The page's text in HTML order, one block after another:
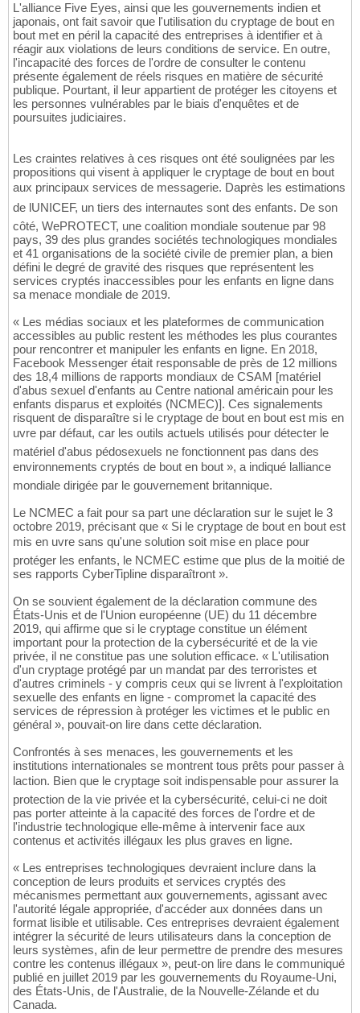
L'alliance Five Eyes, ainsi que les gouvernements indien et
japonais, ont fait savoir que l'utilisation du cryptage de bout en
bout met en péril la capacité des entreprises à identifier et à
réagir aux violations de leurs conditions de service. En outre,
l'incapacité des forces de l'ordre de consulter le contenu
présente également de réels risques en matière de sécurité
publique. Pourtant, il leur appartient de protéger les citoyens et
les personnes vulnérables par le biais d'enquêtes et de
poursuites judiciaires.
Les craintes relatives à ces risques ont été soulignées par les
propositions qui visent à appliquer le cryptage de bout en bout
aux principaux services de messagerie. Daprès les estimations
de lUNICEF, un tiers des internautes sont des enfants. De son
côté, WePROTECT, une coalition mondiale soutenue par 98
pays, 39 des plus grandes sociétés technologiques mondiales
et 41 organisations de la société civile de premier plan, a bien
défini le degré de gravité des risques que représentent les
services cryptés inaccessibles pour les enfants en ligne dans
sa menace mondiale de 2019.
« Les médias sociaux et les plateformes de communication
accessibles au public restent les méthodes les plus courantes
pour rencontrer et manipuler les enfants en ligne. En 2018,
Facebook Messenger était responsable de près de 12 millions
des 18,4 millions de rapports mondiaux de CSAM [matériel
d'abus sexuel d'enfants au Centre national américain pour les
enfants disparus et exploités (NCMEC)]. Ces signalements
risquent de disparaître si le cryptage de bout en bout est mis en
uvre par défaut, car les outils actuels utilisés pour détecter le
matériel d'abus pédosexuels ne fonctionnent pas dans des
environnements cryptés de bout en bout », a indiqué lalliance
mondiale dirigée par le gouvernement britannique.
Le NCMEC a fait pour sa part une déclaration sur le sujet le 3
octobre 2019, précisant que « Si le cryptage de bout en bout est
mis en uvre sans qu'une solution soit mise en place pour
protéger les enfants, le NCMEC estime que plus de la moitié de
ses rapports CyberTipline disparaîtront ».
On se souvient également de la déclaration commune des
États-Unis et de l'Union européenne (UE) du 11 décembre
2019, qui affirme que si le cryptage constitue un élément
important pour la protection de la cybersécurité et de la vie
privée, il ne constitue pas une solution efficace. « L'utilisation
d'un cryptage protégé par un mandat par des terroristes et
d'autres criminels - y compris ceux qui se livrent à l'exploitation
sexuelle des enfants en ligne - compromet la capacité des
services de répression à protéger les victimes et le public en
général », pouvait-on lire dans cette déclaration.
Confrontés à ses menaces, les gouvernements et les
institutions internationales se montrent tous prêts pour passer à
laction. Bien que le cryptage soit indispensable pour assurer la
protection de la vie privée et la cybersécurité, celui-ci ne doit
pas porter atteinte à la capacité des forces de l'ordre et de
l'industrie technologique elle-même à intervenir face aux
contenus et activités illégaux les plus graves en ligne.
« Les entreprises technologiques devraient inclure dans la
conception de leurs produits et services cryptés des
mécanismes permettant aux gouvernements, agissant avec
l'autorité légale appropriée, d'accéder aux données dans un
format lisible et utilisable. Ces entreprises devraient également
intégrer la sécurité de leurs utilisateurs dans la conception de
leurs systèmes, afin de leur permettre de prendre des mesures
contre les contenus illégaux », peut-on lire dans le communiqué
publié en juillet 2019 par les gouvernements du Royaume-Uni,
des États-Unis, de l'Australie, de la Nouvelle-Zélande et du
Canada.